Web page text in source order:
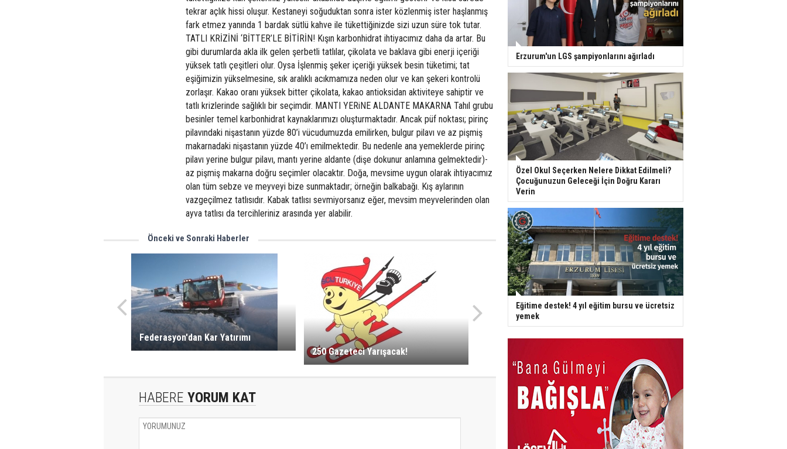
tekrar açlık hissi oluşur. Kestaneyi soğuduktan sonra ister közlenmiş ister haşlanmış
fark etmez yanında 1 bardak sütlü kahve ile tükettiğinizde sizi uzun süre tok tutar.
TATLI KRİZİNİ ‘BİTTER’LE BİTİRİN! Kışın karbonhidrat ihtiyacımız daha da artar. Bu
gibi durumlarda akla ilk gelen şerbetli tatlılar, çikolata ve baklava gibi enerji içeriği
yüksek tatlı çeşitleri olur. Oysa İşlenmiş şeker içeriği yüksek besin tüketimi; tat
eşiğimizin yükselmesine, sık aralıklı acıkmamıza neden olur ve kan şekeri kontrolü
zorlaşır. Kakao oranı yüksek bitter çikolata, kakao antioksidan aktiviteye sahiptir ve
tatlı krizlerinde sağlıklı bir seçimdir. MANTI YERiNE ALDANTE MAKARNA Tahıl grubu
besinler temel karbonhidrat kaynaklarımızı oluşturmaktadır. Ancak püf noktası; pirinç
pilavındaki nişastanın yüzde 80’i vücudumuzda emilirken, bulgur pilavı ve az pişmiş
makarnadaki nişastanın yüzde 40’ı emilmektedir. Bu nedenle ana yemeklerde pirinç
pilavı yerine bulgur pilavı, mantı yerine aldante (dişe dokunur anlamına gelmektedir)-
az pişmiş makarna doğru seçimler olacaktır. Doğa, mevsime uygun olarak ihtiyacımız
olan tüm sebze ve meyveyi bize sunmaktadır; örneğin balkabağı. Kış aylarının
vazgeçilmez tatlısıdır. Kabak tatlısı sevmiyorsanız eğer, mevsim meyvelerinden olan
ayva tatlısı da tercihleriniz arasında yer alabilir.
Önceki ve Sonraki Haberler
Federasyon'dan Kar Yatırımı
250 Gazeteci Yarışacak!
HABERE YORUM KAT
Erzurum'un LGS şampiyonlarını ağırladı
Özel Okul Seçerken Nelere Dikkat Edilmeli?
Çocuğunuzun Geleceği İçin Doğru Kararı
Verin
Eğitime destek! 4 yıl eğitim bursu ve ücretsiz
yemek